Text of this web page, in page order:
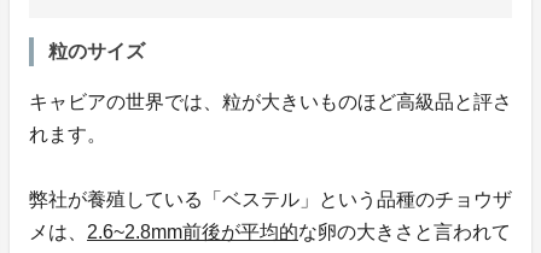
粒のサイズ
キャビアの世界では、粒が大きいものほど高級品と評さ
れます。
弊社が養殖している「ベステル」という品種のチョウザ
メは、 2.6~2.8mm前後が平均的な卵の大きさと言われて